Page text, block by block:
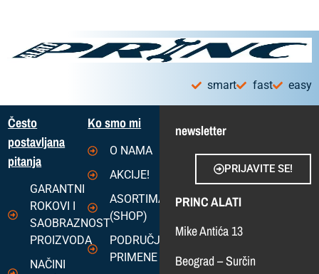
smart fast easy
Često
postavljana
pitanja
GARANTNI
ROKOVI I
SAOBRAZNOST
PROIZVODA
NAČINI
Ko smo mi
O NAMA
AKCIJE!
ASORTIMAN
(SHOP)
PODRUČJA
PRIMENE
newsletter
PRIJAVITE SE!
PRINC ALATI
Mike Antića 13
Beograd – Surčin